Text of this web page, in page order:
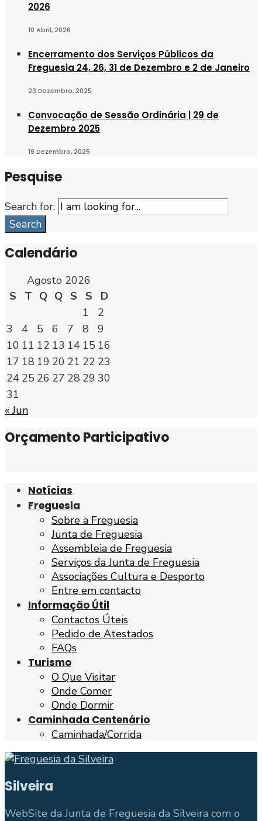
2026
10 Abril, 2026
Encerramento dos Serviços Públicos da
Freguesia 24, 26, 31 de Dezembro e 2 de Janeiro
23 Dezembro, 2025
Convocação de Sessão Ordinária | 29 de
Dezembro 2025
19 Dezembro, 2025
Pesquise
Search for:
Search
Calendário
Agosto 2026
S
T Q Q S S
D
1
2
3
4 5 6 7 8
9
10 11 12 13 14 15 16
17 18 19 20 21 22 23
24 25 26 27 28 29 30
31
« Jun
Orçamento Participativo
Notícias
Freguesia
Sobre a Freguesia
Junta de Freguesia
Assembleia de Freguesia
Serviços da Junta de Freguesia
Associações Cultura e Desporto
Entre em contacto
Informação Útil
Contactos Úteis
Pedido de Atestados
FAQs
Turismo
O Que Visitar
Onde Comer
Onde Dormir
Caminhada Centenário
Caminhada/Corrida
Silveira
WebSite da Junta de Freguesia da Silveira com o